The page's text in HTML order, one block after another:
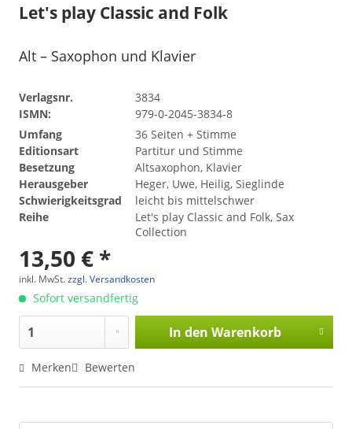
Let's play Classic and Folk
Alt – Saxophon und Klavier
Verlagsnr.
3834
ISMN:
979-0-2045-3834-8
Umfang
36 Seiten + Stimme
Editionsart
Partitur und Stimme
Besetzung
Altsaxophon, Klavier
Herausgeber
Heger, Uwe, Heilig, Sieglinde
Schwierigkeitsgrad
leicht bis mittelschwer
Reihe
Let's play Classic and Folk, Sax
Collection
13,50 € *
inkl. MwSt.zzgl. Versandkosten
Sofort versandfertig
In den Warenkorb
Merken Bewerten